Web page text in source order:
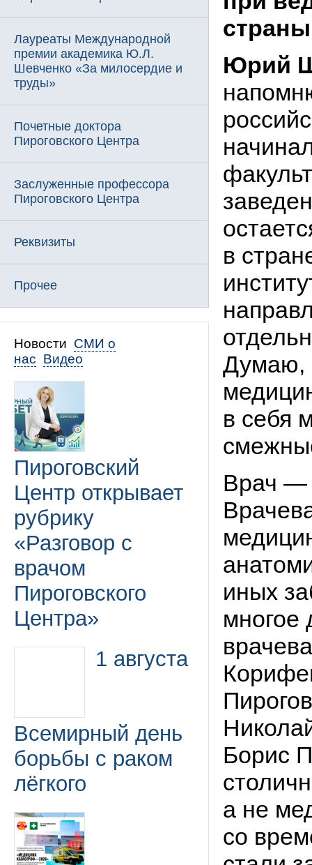
Лауреаты Международной
премии академика Ю.Л.
Шевченко «За милосердие и
труды»
Почетные доктора
Пироговского Центра
Заслуженные профессора
Пироговского Центра
Реквизиты
Прочее
Новости СМИ о
нас Видео
Пироговский
Центр открывает
рубрику
«Разговор с
врачом
Пироговского
Центра»
1 августа
Всемирный день
борьбы с раком
лёгкого
Юрий
в
Думаю,
в себя
Врач —
иных
многое
Борис
а не
со